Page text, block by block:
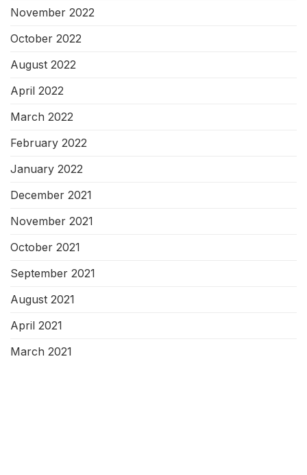
November 2022
October 2022
August 2022
April 2022
March 2022
February 2022
January 2022
December 2021
November 2021
October 2021
September 2021
August 2021
April 2021
March 2021